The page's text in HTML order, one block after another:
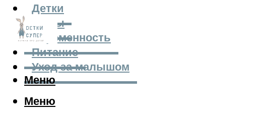
Детки
Мамы
Беременность
Питание
Уход за малышом
Меню
Меню